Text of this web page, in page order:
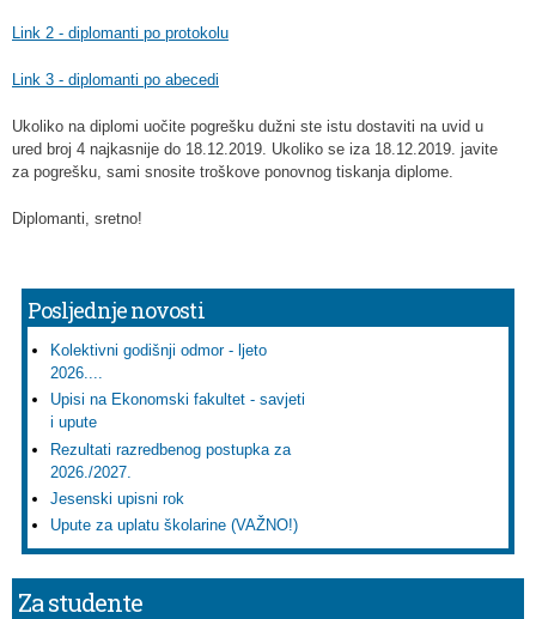
Link 2 - diplomanti po protokolu
Link 3 - diplomanti po abecedi
Ukoliko na diplomi uočite pogrešku dužni ste istu dostaviti na uvid u
ured broj 4 najkasnije do 18.12.2019. Ukoliko se iza 18.12.2019. javite
za pogrešku, sami snosite troškove ponovnog tiskanja diplome.
Diplomanti, sretno!
Posljednje novosti
Kolektivni godišnji odmor - ljeto
2026....
Upisi na Ekonomski fakultet - savjeti
i upute
Rezultati razredbenog postupka za
2026./2027.
Jesenski upisni rok
Upute za uplatu školarine (VAŽNO!)
Za studente